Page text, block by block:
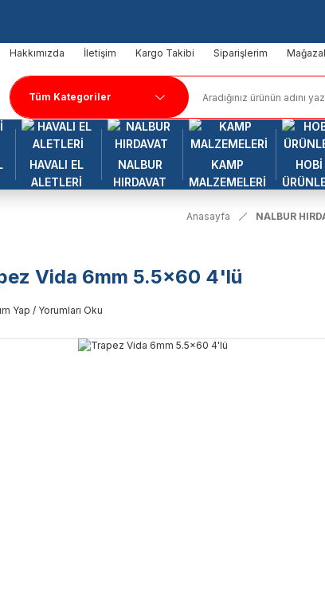
Hakkımızda İletişim Kargo Takibi Siparişlerim
HAVALI EL
ALETLERİ
NALBUR
HIRDAVAT
KAMP
MALZEMELERİ
HOBİ
Anasayfa NALBUR
Vida 6mm 5.5x60 4'lü
Yap / Yorumları Oku